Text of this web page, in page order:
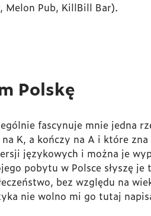
Melon Pub, KillBill Bar).
Polskę
fascynuje mnie jedna
na K, a kończy na A i które
językowych i można je
pobytu w Polsce słyszę
bez względu na
nie wolno mi go tutaj